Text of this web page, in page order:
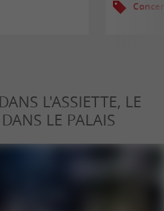
L'ASSIETTE, LE
LE PALAIS